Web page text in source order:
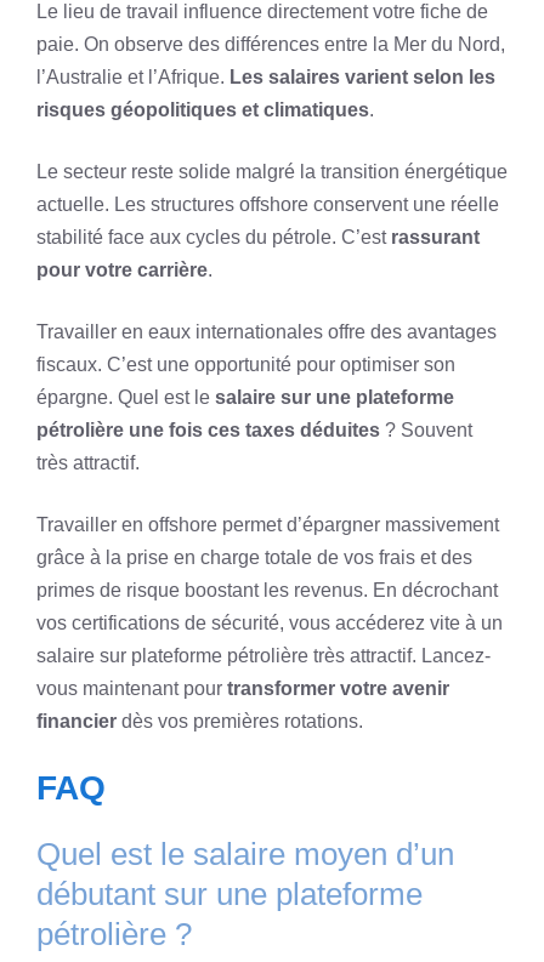
Le lieu de travail influence directement votre fiche de
paie. On observe des différences entre la Mer du Nord,
l’Australie et l’Afrique. Les salaires varient selon les
risques géopolitiques et climatiques.
Le secteur reste solide malgré la transition énergétique
actuelle. Les structures offshore conservent une réelle
stabilité face aux cycles du pétrole. C’est rassurant
pour votre carrière.
Travailler en eaux internationales offre des avantages
fiscaux. C’est une opportunité pour optimiser son
épargne. Quel est le salaire sur une plateforme
pétrolière une fois ces taxes déduites ? Souvent
très attractif.
Travailler en offshore permet d’épargner massivement
grâce à la prise en charge totale de vos frais et des
primes de risque boostant les revenus. En décrochant
vos certifications de sécurité, vous accéderez vite à un
salaire sur plateforme pétrolière très attractif. Lancez-
vous maintenant pour transformer votre avenir
financier dès vos premières rotations.
FAQ
Quel est le salaire moyen d’un
débutant sur une plateforme
pétrolière ?